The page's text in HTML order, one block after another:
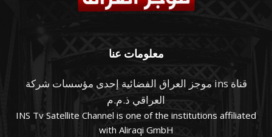
معلومات عنا
قناة ins موجز العراق الفضائية إحدى مؤسسات شركة
العراقي ذ.م.م
INS Tv Satellite Channel is one of the institutions affiliated
with Aliraqi GmbH